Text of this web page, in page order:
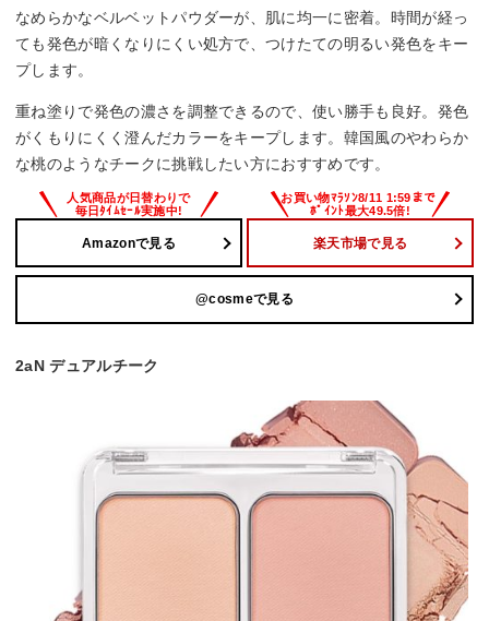
なめらかなベルベットパウダーが、肌に均一に密着。時間が経っ
ても発色が暗くなりにくい処方で、つけたての明るい発色をキー
プします。
重ね塗りで発色の濃さを調整できるので、使い勝手も良好。発色
がくもりにくく澄んだカラーをキープします。韓国風のやわらか
な桃のようなチークに挑戦したい方におすすめです。
Amazonで見る 楽天市場で見る
@cosmeで見る
2aN デュアルチーク